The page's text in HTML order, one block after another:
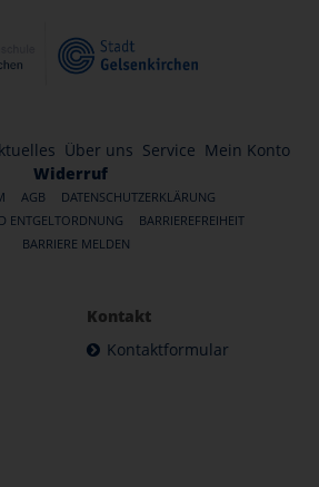
Über uns Service Mein Konto
Widerruf
AGB
DATENSCHUTZERKLÄRUNG
ENTGELTORDNUNG
BARRIEREFREIHEIT
BARRIERE MELDEN
Kontakt
Kontaktformular